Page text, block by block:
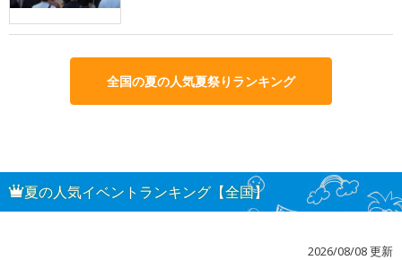
全国の夏の人気夏祭りランキング
夏の人気イベントランキング【全国】
2026/08/08 更新